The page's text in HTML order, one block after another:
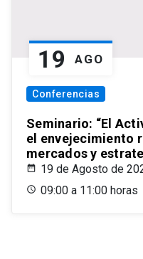
19 AGO
Conferencias
Seminario: “El
el envejecimiento
mercados y
19 de Agosto de
09:00 a 11:00 horas